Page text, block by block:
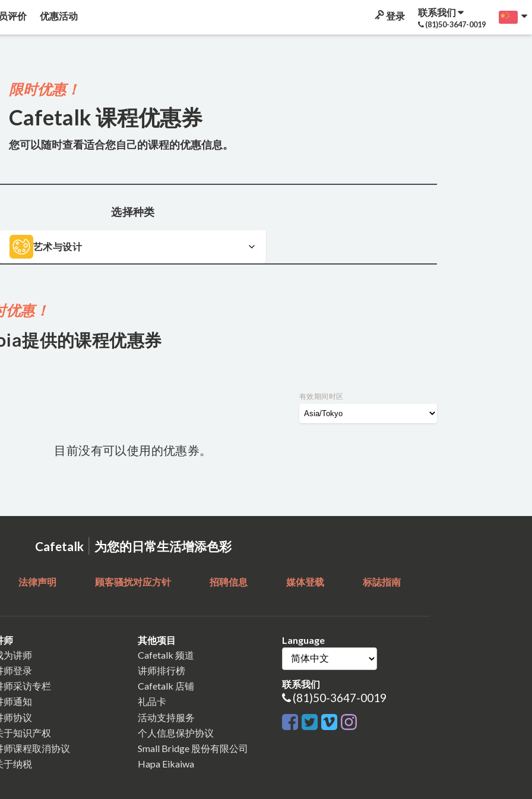
评价 优惠活动 登录 联系我们
(81)50-3647-0019
限时优惠！
Cafetalk 课程优惠券
您可以随时查看适合您自己的课程的优惠信息。
选择种类
艺术与设计
优惠！
提供的课程优惠券
有效期间时区
目前没有可以使用的优惠券。
Cafetalk | 为您的日常生活增添色彩
法律声明 顾客骚扰对应方针 招聘信息 媒体登载 标誌指南
师
为讲师
师登录
师采访专栏
师通知
师协议
于知识产权
师课程取消协议
于纳税
其他项目
Cafetalk 频道
讲师排行榜
Cafetalk 店铺
礼品卡
活动支持服务
个人信息保护协议
Small Bridge 股份有限公司
Hapa Eikaiwa
Language
联系我们
(81)50-3647-0019